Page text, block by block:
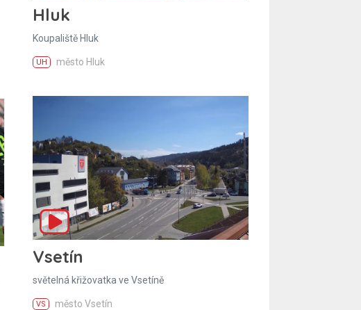
Hluk
Koupaliště Hluk
UH město Hluk
Vsetín
světelná křižovatka ve Vsetíně
VS město Vsetín